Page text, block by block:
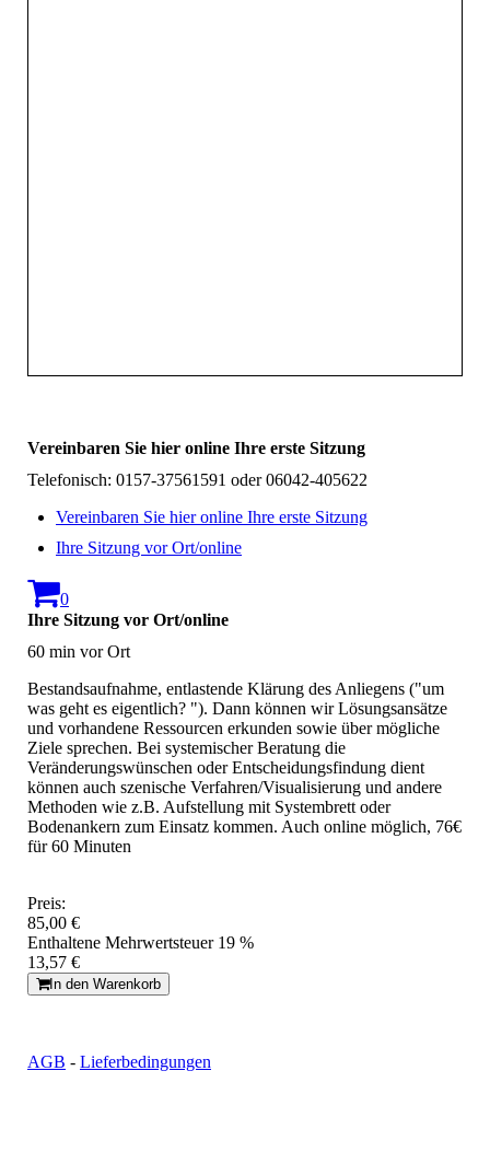
Vereinbaren Sie hier online Ihre erste Sitzung
Telefonisch: 0157-37561591 oder 06042-405622
Vereinbaren Sie hier online Ihre erste Sitzung
Ihre Sitzung vor Ort/online
0
Ihre Sitzung vor Ort/online
60 min vor Ort
Bestandsaufnahme, entlastende Klärung des Anliegens ("um
was geht es eigentlich? "). Dann können wir Lösungsansätze
und vorhandene Ressourcen erkunden sowie über mögliche
Ziele sprechen. Bei systemischer Beratung die
Veränderungswünschen oder Entscheidungsfindung dient
können auch szenische Verfahren/Visualisierung und andere
Methoden wie z.B. Aufstellung mit Systembrett oder
Bodenankern zum Einsatz kommen. Auch online möglich, 76€
für 60 Minuten
Preis:
85,00 €
Enthaltene Mehrwertsteuer 19 %
13,57 €
In den Warenkorb
AGB - Lieferbedingungen